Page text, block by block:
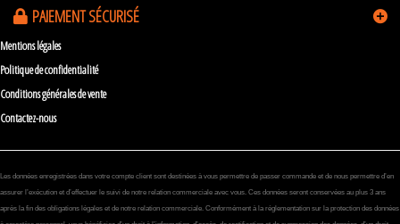
PAIEMENT SÉCURISÉ
Mentions légales
Politique de confidentialité
Conditions générales de vente
Contactez-nous
Les données enregistrées dans votre compte client sont destinées à vous permettre de passer commande et de nous permettre d’en
assurer l’exécution et d’effectuer le suivi de notre relation commerciale avec vous. Ces données seront conservées au plus 3 ans
après la fin des obligations légales et de notre relation commerciale. Conformément à la réglementation sur la protection des données